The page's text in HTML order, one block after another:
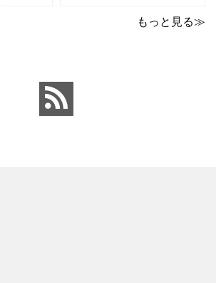
なパワーポイントのテン
トにおすすめします。 ダ
ウンロードしてテキス
もっと見る≫